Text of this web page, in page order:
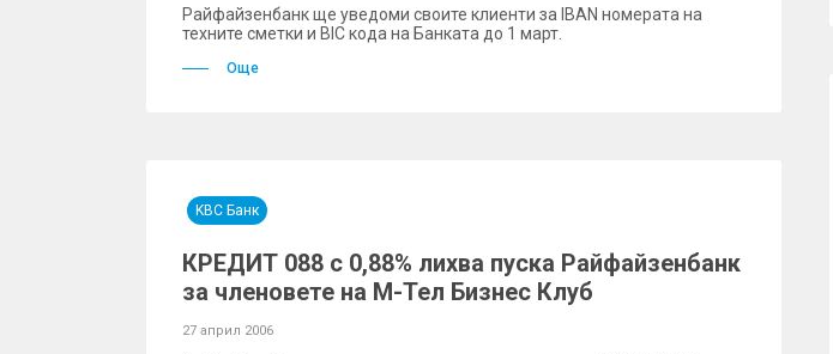
Райфайзенбанк ще уведоми своите клиенти за IBAN номерата на
техните сметки и BIC кода на Банката до 1 март.
Още
KBC Банк
КРЕДИТ 088 с 0,88% лихва пуска Райфайзенбанк
за членовете на М-Тел Бизнес Клуб
27 април 2006